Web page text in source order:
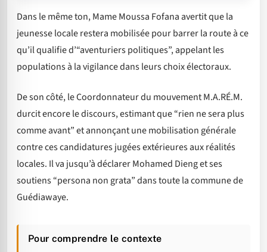
Dans le même ton, Mame Moussa Fofana avertit que la
jeunesse locale restera mobilisée pour barrer la route à ce
qu’il qualifie d’“aventuriers politiques”, appelant les
populations à la vigilance dans leurs choix électoraux.
De son côté, le Coordonnateur du mouvement M.A.RÉ.M.
durcit encore le discours, estimant que “rien ne sera plus
comme avant” et annonçant une mobilisation générale
contre ces candidatures jugées extérieures aux réalités
locales. Il va jusqu’à déclarer Mohamed Dieng et ses
soutiens “persona non grata” dans toute la commune de
Guédiawaye.
Pour comprendre le contexte